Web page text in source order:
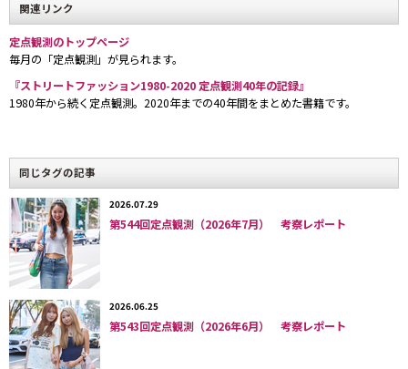
ち白／アイボリー
ファッショントライブを問わず一般化し、ギ
ャルミックスやバレエコアなど多様なスタイル
へと進化。
2021/10「ロマンティックワンピース」など、デザイントップス
人気の延長でガーリーかつ装飾的なテイスト（シモーンロシャ的
な）が浮上した時期もあったのですが、ここ数年はバレンシアガ
が主導するストリートテイスト＆ジェンダーニュートラルなスタ
イルが主流化していました。その揺り戻しか、今年は「バレエコ
ア」等の韓国トレンドも背景にしてガーリーなスタイルが浮上。
数年前との大きな違いは、時代を問わず脈々と残るコンサバ／フ
ェミニン系のファッションを好む層以外にも広く浸透していると
いう点。脱・ストリートカジュアルの文脈で同じく昨年から浮上
しているギャルテイストとのミックスや、デフォルト化したジェ
関連リンク
定点観測のトップページ
毎月の「定点観測」が見られます。
『ストリートファッション1980-2020 定点観測40年の記録』
1980年から続く定点観測。2020年までの40年間をまとめた書籍です。
同じタグの記事
2026.07.29
第544回定点観測（2026年7月） 考察レポート
2026.06.25
第543回定点観測（2026年6月） 考察レポート